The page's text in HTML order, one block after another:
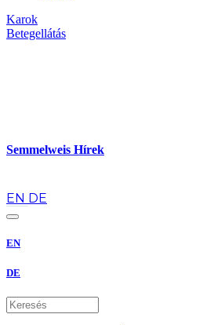
Karok
Betegellátás
Semmelweis Hírek
EN DE
EN
DE